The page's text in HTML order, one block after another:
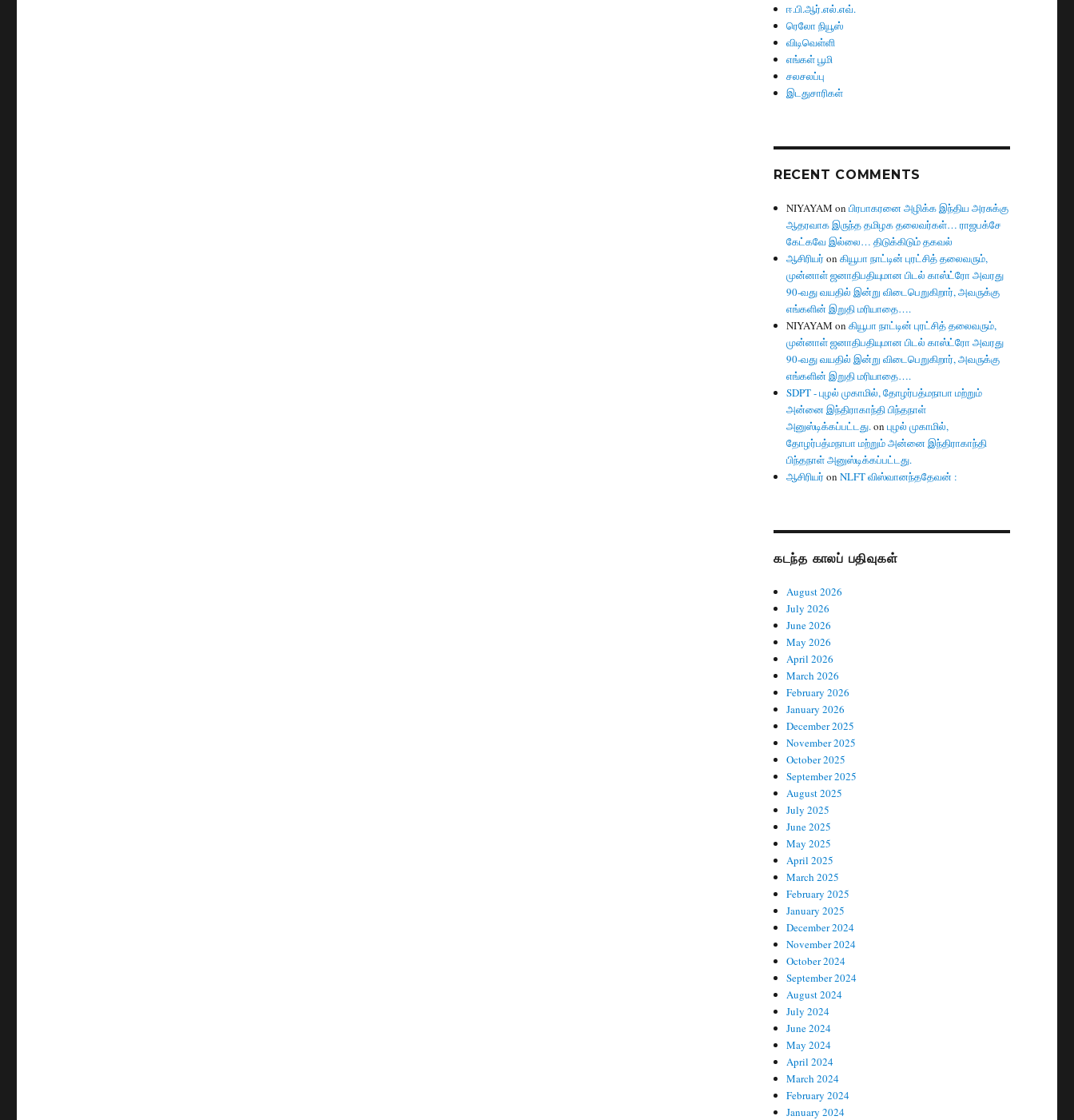
ஈ.பி.ஆர்.எல்.எவ்.
ரெலோ நியூஸ்
விடிவெள்ளி
எங்கள் பூமி
சலசலப்பு
இடதுசாரிகள்
RECENT COMMENTS
NIYAYAM onபிரபாகரனை அழிக்க இந்திய அரசுக்கு
ஆதரவாக இருந்த தமிழக தலைவர்கள்… ராஜபக்சே
கேட்கவே இல்லை… திடுக்கிடும் தகவல்
ஆசிரியர் onகியூபா நாட்டின் புரட்சித் தலைவரும்,
முன்னாள் ஜனாதிபதியுமான பிடல் காஸ்ட்ரோ அவரது
90-வது வயதில் இன்று விடைபெறுகிறார், அவருக்கு
எங்களின் இறுதி மரியாதை….
NIYAYAM onகியூபா நாட்டின் புரட்சித் தலைவரும்,
முன்னாள் ஜனாதிபதியுமான பிடல் காஸ்ட்ரோ அவரது
90-வது வயதில் இன்று விடைபெறுகிறார், அவருக்கு
எங்களின் இறுதி மரியாதை….
SDPT - புழல் முகாமில், தோழர்பத்மநாபா மற்றும்
அன்னை இந்திராகாந்தி பிந்தநாள்
அனுஸ்டிக்கப்பட்டது.onபுழல் முகாமில்,
தோழர்பத்மநாபா மற்றும் அன்னை இந்திராகாந்தி
பிந்தநாள் அனுஸ்டிக்கப்பட்டது.
ஆசிரியர் onNLFT விஸ்வானந்ததேவன் :
கடந்த காலப் பதிவுகள்
August 2026
July 2026
June 2026
May 2026
April 2026
March 2026
February 2026
January 2026
December 2025
November 2025
October 2025
September 2025
August 2025
July 2025
June 2025
May 2025
April 2025
March 2025
February 2025
January 2025
December 2024
November 2024
October 2024
September 2024
August 2024
July 2024
June 2024
May 2024
April 2024
March 2024
February 2024
January 2024